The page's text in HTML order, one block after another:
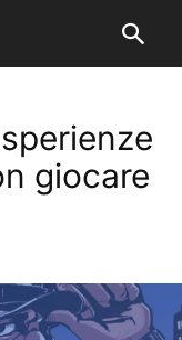
giocare